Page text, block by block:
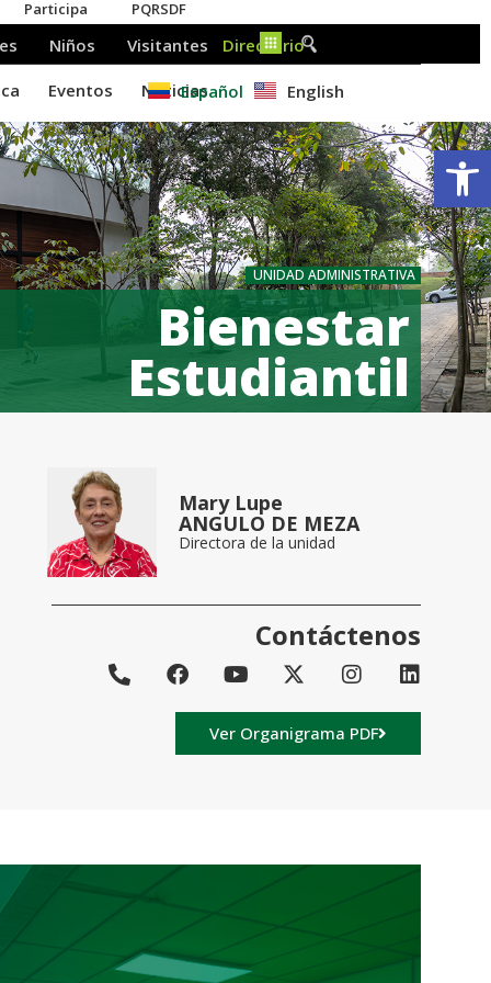
Español English
UNIDAD ADMINISTRATIVA
Bienestar
Estudiantil
Mary Lupe
ANGULO DE MEZA
Directora de la unidad
Contáctenos
Ver Organigrama PDF